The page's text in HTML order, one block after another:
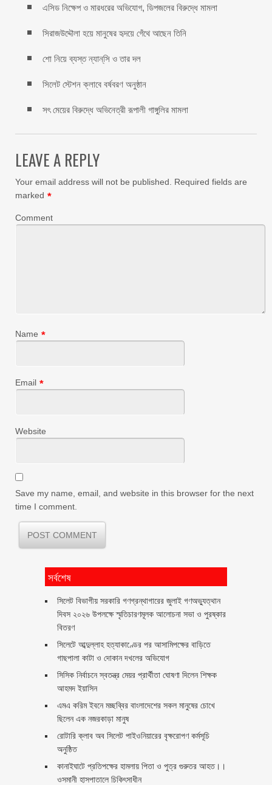
এসিড নিক্ষেপ ও মারধরের অভিযোগ, ডিপজলের বিরুদ্ধে মামলা
সিরাজউদ্দৌলা হয়ে মানুষের হৃদয়ে গেঁথে আছেন তিনি
শো নিয়ে ব্যস্ত ন্যান্‌সি ও তার দল
সিলেট স্টেশন ক্লাবে বর্ষবরণ অনুষ্ঠান
সৎ মেয়ের বিরুদ্ধে অভিনেত্রী রূপালী গাঙ্গুলির মামলা
LEAVE A REPLY
Your email address will not be published.
Required fields are
marked *
Comment
Name *
Email *
Website
Save my name, email, and website in this browser for the next
time I comment.
সর্বশেষ
সিলেট বিভাগীয় সরকারি গণগ্রন্থাগারের জুলাই গণঅভ্যুত্থান
দিবস ২০২৬ উপলক্ষে স্মৃতিচারণমূলক আলোচনা সভা ও পুরষ্কার
বিতরণ ‎ ‎
সিলেটে আব্দুল্লাহ হত্যাকাণ্ডের পর আসামিপক্ষের বাড়িতে
গাছপালা কাটা ও দোকান দখলের অভিযোগ
সিসিক নির্বাচনে স্বতন্ত্র মেয়র প্রার্থীতা ঘোষণা দিলেন শিক্ষক
আহমদ ইয়াসিন
এমএ করিম ইবনে মচ্ছব্বির বাংলাদেশের সকল মানুষের চোখে
ছিলেন এক নজরকাড়া মানুষ ‎
রোটারি ক্লাব অব সিলেট পাইওনিয়ারের বৃক্ষরোপণ কর্মসূচি
অনুষ্ঠিত
কানাইঘাটে প্রতিপক্ষের হামলায় পিতা ও পুত্র গুরুতর আহত।।
ওসমানী হাসপাতালে চিকিৎসাধীন